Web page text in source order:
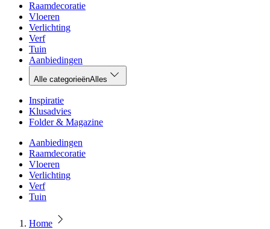
Raamdecoratie
Vloeren
Verlichting
Verf
Tuin
Aanbiedingen
Alle categorieënAlles
Inspiratie
Klusadvies
Folder & Magazine
Aanbiedingen
Raamdecoratie
Vloeren
Verlichting
Verf
Tuin
Home